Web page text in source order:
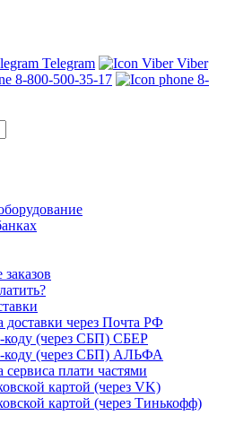
Telegram
Viber
8-800-500-35-17
8-
через Почта РФ
коду (через СБП) СБЕР
коду (через СБП) АЛЬФА
плати частями
картой (через VK)
картой (через Тинькофф)